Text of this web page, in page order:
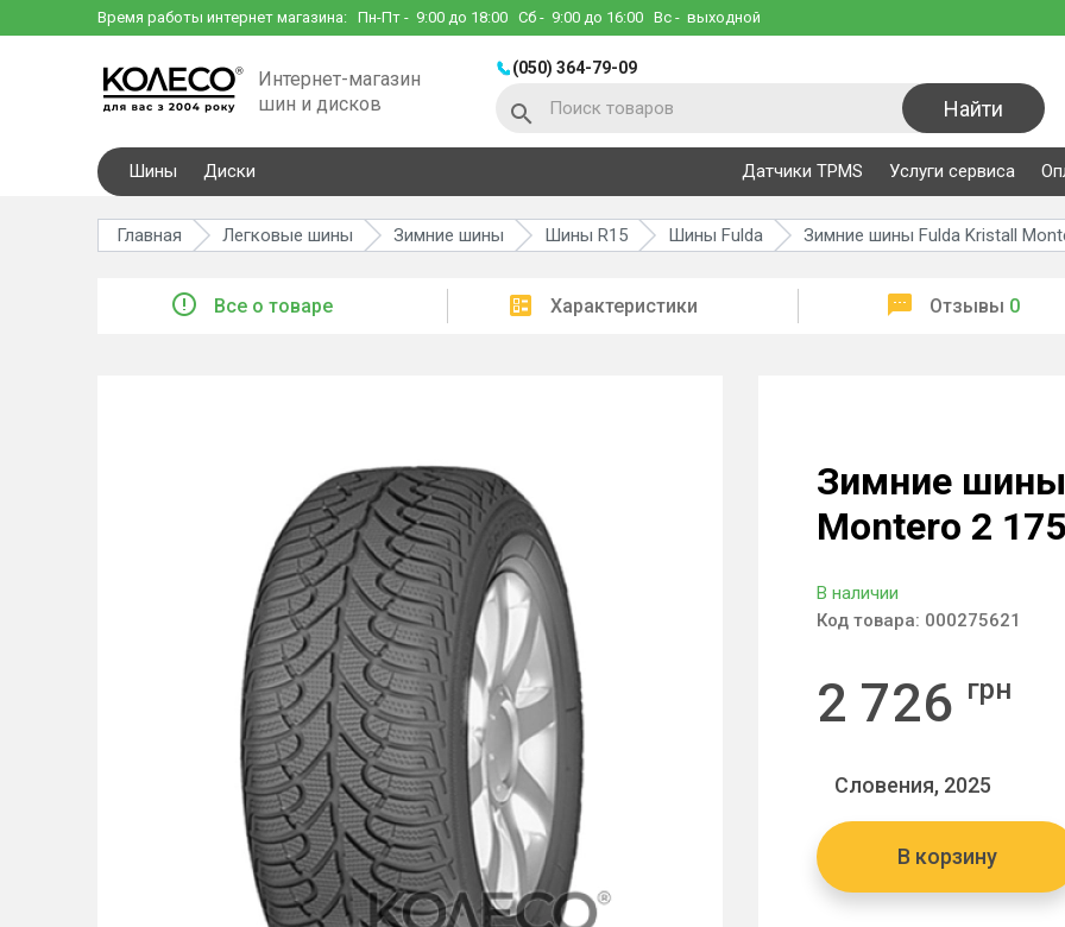
Время работы интернет магазина: Пн-Пт - 9:00 до 18:00 Сб - 9:00 до 16:00 Вс - выходной
Интернет-магазин
шин и дисков
(050) 364-79-09
Найти
Шины Диски Датчики TPMS Услуги сервиса
Главная Легковые шины Зимние шины Шины R15 Шины Fulda Зимние шины Fulda Kristall
Все о товаре Характеристики Отзывы 0
Зимние
Montero 2
В наличии
Код товара: 000275621
2 726 грн
Словения, 2025
В корзину